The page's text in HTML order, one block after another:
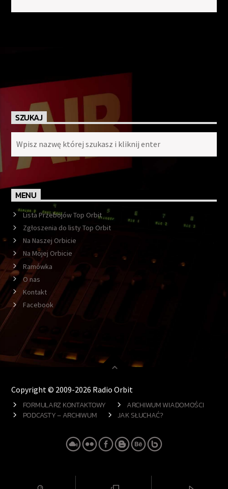
SZUKAJ
MENU
Lista Przebojów Top Orbit
Zgłoszenia do listy Top Orbit
Na Naszej Orbicie
Na Mojej Orbicie
Ramówka
O nas
Kontakt
Facebook
Copyright © 2009-2026 Radio Orbit
FORMULARZ KONTAKTOWY
ARCHIWUM WIADOMOŚCI
PODCASTY – ARCHIWUM
JAK SŁUCHAĆ?